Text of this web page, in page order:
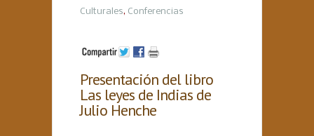
Culturales, Conferencias
Presentación del libro
Las leyes de Indias de
Julio Henche